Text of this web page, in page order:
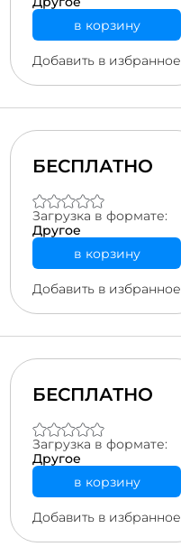
в корзину
Добавить в избранное
БЕСПЛАТНО
Загрузка в формате:
Другое
в корзину
Добавить в избранное
БЕСПЛАТНО
Загрузка в формате:
Другое
в корзину
Добавить в избранное